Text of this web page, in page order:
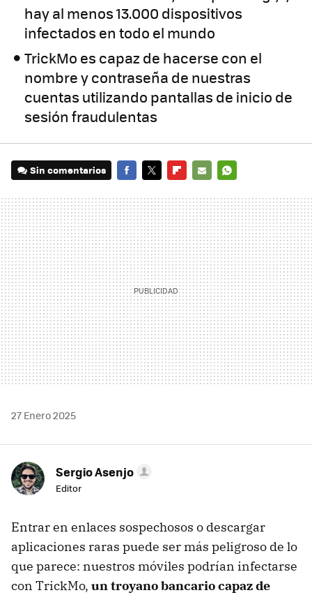
hay al menos 13.000 dispositivos
infectados en todo el mundo
TrickMo es capaz de hacerse con el
nombre y contraseña de nuestras
cuentas utilizando pantallas de inicio de
sesión fraudulentas
Sin comentarios
MAIL
27 Enero 2025
Sergio Asenjo
Editor
Entrar en enlaces sospechosos o descargar
aplicaciones raras puede ser más peligroso de lo
que parece: nuestros móviles podrían infectarse
con TrickMo, un troyano bancario capaz de